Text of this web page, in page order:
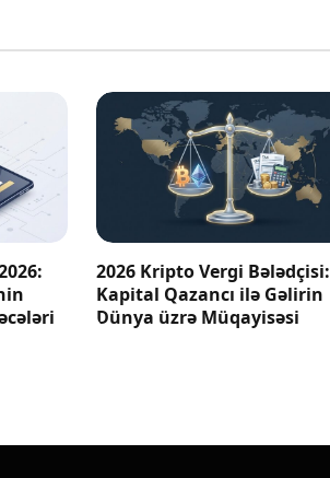
2026 Kripto Vergi Bələdçisi:
Kapital Qazancı ilə Gəlirin
Dünya üzrə Müqayisəsi